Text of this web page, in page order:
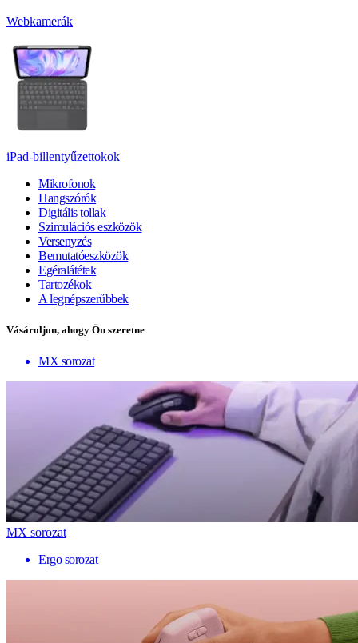
Webkamerák
iPad-billentyűzettokok
Mikrofonok
Hangszórók
Digitális tollak
Szimulációs eszközök
Versenyzés
Bemutatóeszközök
Egéralátétek
Tartozékok
A legnépszerűbbek
Vásároljon, ahogy Ön szeretne
MX sorozat
MX sorozat
Ergo sorozat